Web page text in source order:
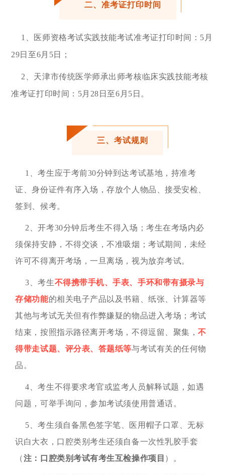
二、准考证打印时间
1、医师资格考试实践技能考试准考证打印时间：5月
29日至6月5日；
2、天津市传统医学师承出师考核临床实践技能考核
准考证打印时间：5月28日至6月5日。
三、考试规则
1、考生应于考前30分钟到达考试基地，持准考
证、身份证件有序入场，存放个人物品、接受安检、
签到、候考。
2、开考30分钟后考生不得入场；考生在考场内必
须保持安静，不得交谈，不准吸烟；考试期间，未经
许可不得离开考场，一旦离场，视为放弃考试。
3、考生不得携带手机、手表、手环和带有摄录与
存储功能的相关电子产品以及书籍、纸张、计算器等
其他与考试无关但有作弊嫌疑的物品进入考场；考试
结束，按照指示路径离开考场，不得逗留、聚集，不
得带走试题、评分表、答题纸等与考试有关的任何物
品。
4、考生不得要求考官或监考人员解释试题，如遇
问题，可举手询问，参加考试须使用普通话。
5、考生须自备黑色签字笔、医用帽子口罩、无标
识白大衣，口腔类别考生还须自备一次性乳胶手套
（注：口腔类别考试有考生互检操作项目 ）。